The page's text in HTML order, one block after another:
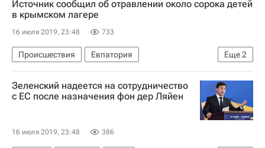
Источник сообщил об отравлении около сорока детей
в крымском лагере
16 июля 2019, 23:48 733
Еще2
Происшествия
Евпатория
Республика Крым
Отравление детей в лагере в Крыму
Зеленский надеется на сотрудничество
с ЕС после назначения фон дер Ляйен
16 июля 2019, 23:48 386